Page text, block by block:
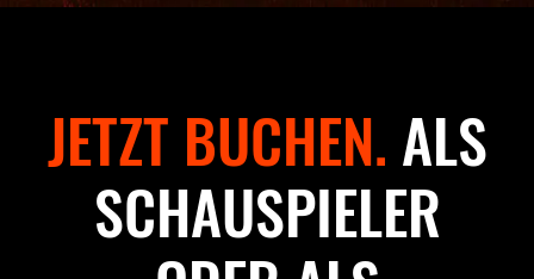
JETZT BUCHEN. ALS
SCHAUSPIELER